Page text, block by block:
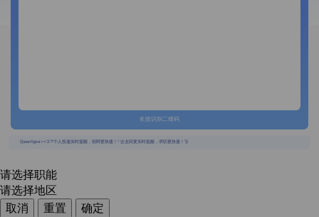
长按识别二维码
{{usertype=='2'?'个人投递实时提醒，招聘更快捷！':'企业回复实时提醒，求职更快捷！'}}
请选择职能
请选择地区
取消
重置
确定